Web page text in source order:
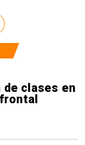
de clases en